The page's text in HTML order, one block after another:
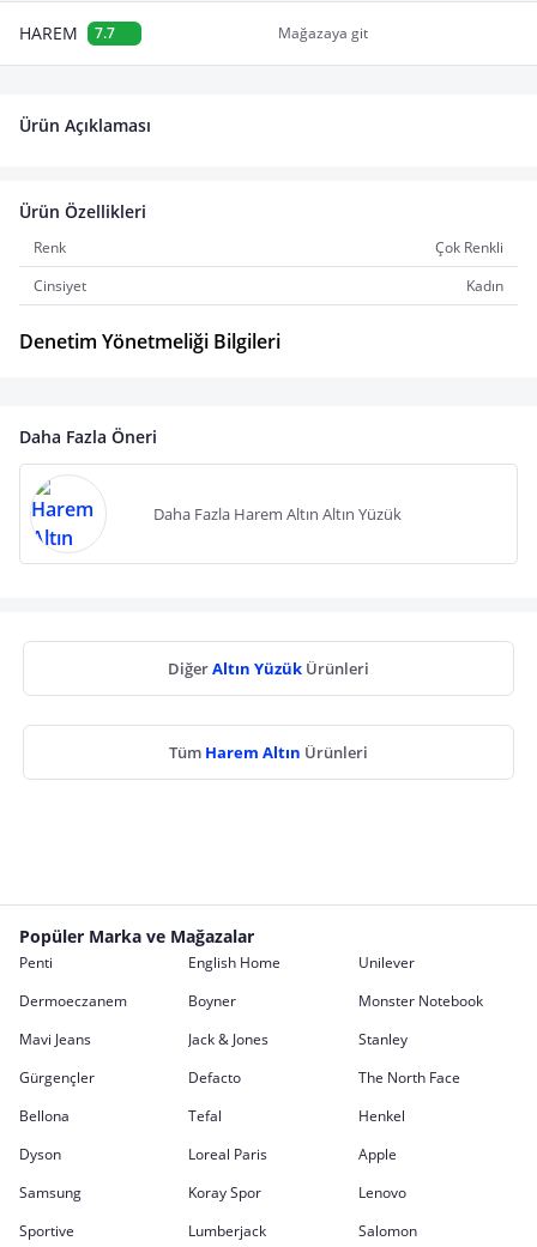
HAREM 7.7 Mağazaya git
Ürün Açıklaması
Ürün Özellikleri
Renk
Çok Renkli
Cinsiyet
Kadın
Denetim Yönetmeliği Bilgileri
Daha Fazla Öneri
Daha Fazla Harem Altın Altın Yüzük
DiğerAltın Yüzük Ürünleri
Tüm Harem Altın Ürünleri
Popüler Marka ve Mağazalar
Penti English Home
Unilever
Dermoeczanem
Boyner
Monster Notebook
Mavi Jeans
Jack & Jones
Stanley
Gürgençler
Defacto
The North Face
Bellona
Tefal
Henkel
Dyson
Loreal Paris
Apple
Samsung
Koray Spor
Lenovo
Sportive
Lumberjack Salomon